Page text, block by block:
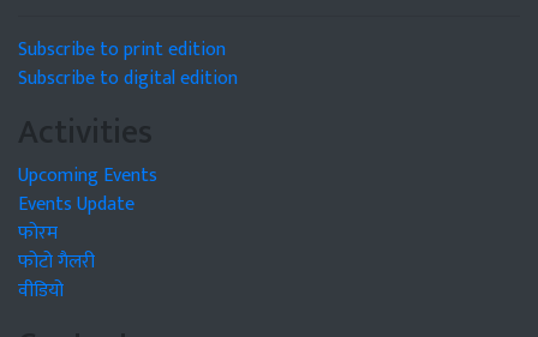
Subscribe to print edition
Subscribe to digital edition
Activities
Upcoming Events
Events Update
फोरम
फोटो गैलरी
वीडियो